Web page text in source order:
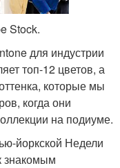
Stock.
для индустрии
топ-12 цветов, а
которые мы
когда они
на подиуме.
йоркской Недели
знакомым